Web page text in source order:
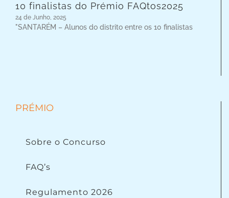
10 finalistas do Prémio FAQtos2025
24 de Junho, 2025
"SANTARÉM – Alunos do distrito entre os 10 finalistas
PRÉMIO
Sobre o Concurso
FAQ’s
Regulamento 2026